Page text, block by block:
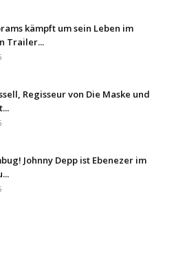
kämpft um sein Leben im
Trailer...
Regisseur von Die Maske und
Johnny Depp ist Ebenezer im